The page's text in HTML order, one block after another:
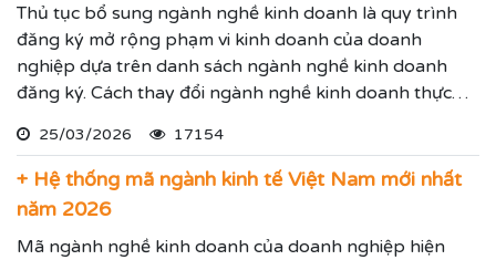
Thủ tục bổ sung ngành nghề kinh doanh là quy trình
đăng ký mở rộng phạm vi kinh doanh của doanh
nghiệp dựa trên danh sách ngành nghề kinh doanh
đăng ký. Cách thay đổi ngành nghề kinh doanh thực
25/03/2026 17154
+ Hệ thống mã ngành kinh tế Việt Nam mới nhất
năm 2026
Mã ngành nghề kinh doanh của doanh nghiệp hiện